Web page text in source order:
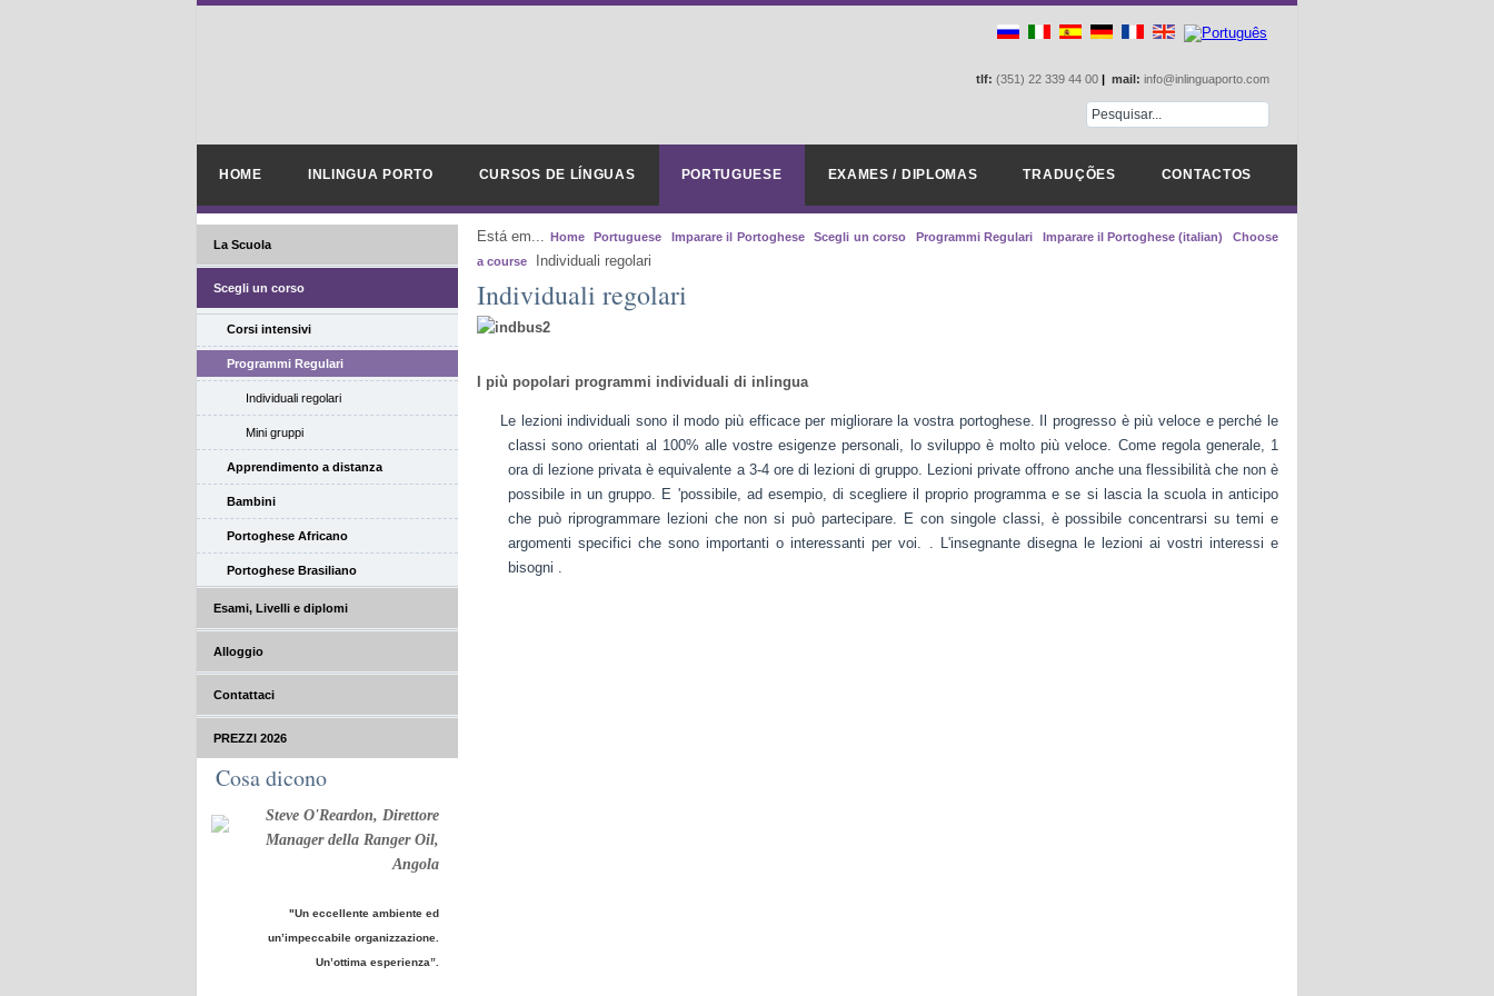
tlf: (351) 22 339 44 00 | mail: info@inlinguaporto.com
HOME INLINGUA PORTO CURSOS DE LÍNGUAS PORTUGUESE EXAMES / DIPLOMAS TRADUÇÕES CONTACTOS
La Scuola
Scegli un corso
Corsi intensivi
Programmi Regulari
Individuali regolari
Mini gruppi
Apprendimento a distanza
Bambini
Portoghese Africano
Portoghese Brasiliano
Esami, Livelli e diplomi
Alloggio
Contattaci
PREZZI 2026
Cosa dicono
Steve O'Reardon, Direttore
Manager della Ranger Oil,
Angola
"Un eccellente ambiente ed
un’impeccabile organizzazione.
Un’ottima esperienza”.
Está em... Home Portuguese Imparare il Portoghese Scegli un corso Programmi Regulari Imparare il Portoghese (italian)
Choose
a course
Individuali regolari
Individuali regolari
I più popolari programmi individuali di inlingua
Le lezioni individuali sono il modo più efficace per migliorare la vostra portoghese. Il progresso è più veloce e perché le
classi sono orientati al 100% alle vostre esigenze personali, lo sviluppo èmolto più veloce. Come regola generale, 1
ora di lezione privata è equivalente a 3-4 ore di lezioni di gruppo. Lezioni private offrono anche una flessibilità che non è
possibile in un gruppo. E 'possibile, ad esempio, di scegliere il proprio programma e se si lascia la scuola in anticipo
che può riprogrammare lezioni che non si può partecipare. E con singole classi, è possibile concentrarsi su temi e
argomenti specifici che sono importanti o interessanti per voi. . L'insegnante disegna le lezioni ai vostri interessi e
bisogni .